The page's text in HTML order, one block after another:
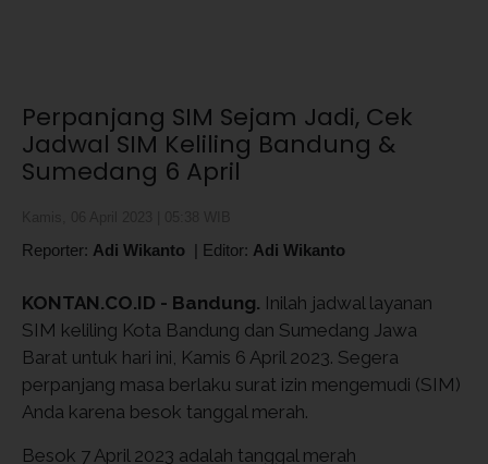
Perpanjang SIM Sejam Jadi, Cek
Jadwal SIM Keliling Bandung &
Sumedang 6 April
Reporter: Adi Wikanto | Editor: Adi Wikanto
KONTAN.CO.ID - Bandung. Inilah jadwal layanan
SIM keliling Kota Bandung dan Sumedang Jawa
Barat untuk hari ini, Kamis 6 April 2023. Segera
perpanjang masa berlaku surat izin mengemudi (SIM)
Anda karena besok tanggal merah.
Besok 7 April 2023 adalah tanggal merah